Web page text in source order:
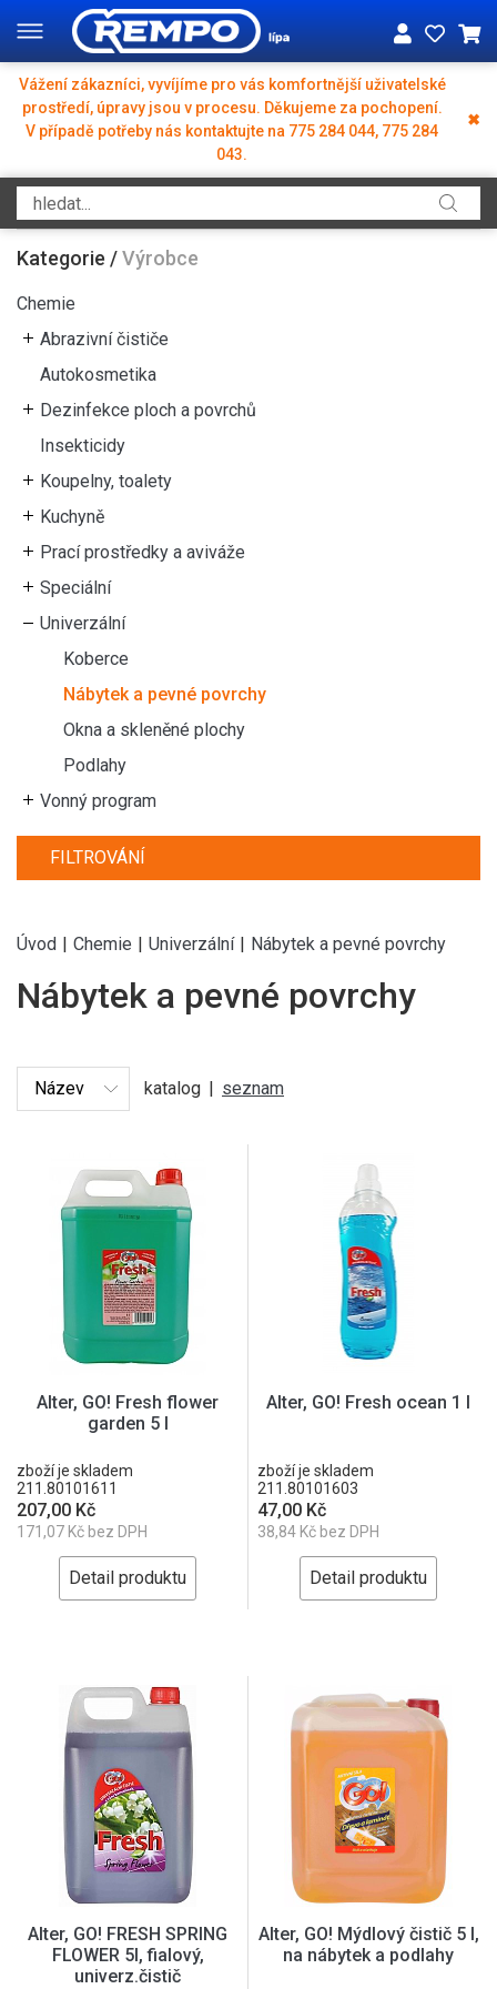
✖
Vážení zákazníci, vyvíjíme pro vás komfortnější uživatelské
prostředí, úpravy jsou v procesu. Děkujeme za pochopení.
V případě potřeby nás kontaktujte na 775 284 044, 775 284
043.
Kategorie /Výrobce
Chemie
Abrazivní čističe
Autokosmetika
Dezinfekce ploch a povrchů
Insekticidy
Koupelny, toalety
Kuchyně
Prací prostředky a aviváže
Speciální
Univerzální
Koberce
Nábytek a pevné povrchy
Okna a skleněné plochy
Podlahy
Vonný program
FILTROVÁNÍ
Úvod | Chemie | Univerzální | Nábytek a pevné povrchy
Nábytek a pevné povrchy
katalog | seznam
Alter, GO! Fresh flower
garden 5 l
zboží je skladem
211.80101611
207,00 Kč
171,07 Kč bez DPH
Detail produktu
Alter, GO! Fresh ocean 1 l
zboží je skladem
211.80101603
47,00 Kč
38,84 Kč bez DPH
Detail produktu
Alter, GO! FRESH SPRING
FLOWER 5l, fialový,
univerz.čistič
Alter, GO! Mýdlový čistič 5 l,
na nábytek a podlahy